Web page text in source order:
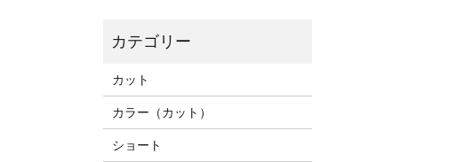
カット
カラー（カット）
ショート